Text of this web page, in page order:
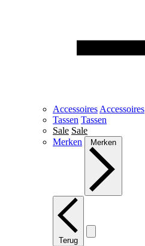
Accessoires Accessoires
Tassen Tassen
Sale Sale
Merken
Merken
Terug